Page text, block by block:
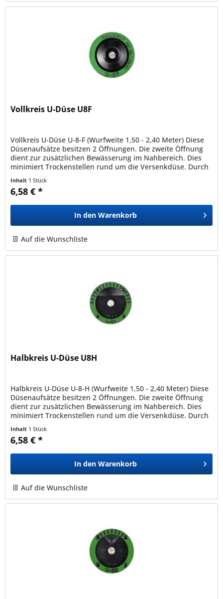
Vollkreis U-Düse U8F
Vollkreis U-Düse U-8-F (Wurfweite 1,50 - 2,40 Meter) Diese
Düsenaufsätze besitzen 2 Öffnungen. Die zweite Öffnung
dient zur zusätzlichen Bewässerung im Nahbereich. Dies
minimiert Trockenstellen rund um die Versenkdüse. Durch
Inhalt 1 Stück
6,58 € *
In den Warenkorb
Auf die Wunschliste
Halbkreis U-Düse U8H
Halbkreis U-Düse U-8-H (Wurfweite 1,50 - 2,40 Meter) Diese
Düsenaufsätze besitzen 2 Öffnungen. Die zweite Öffnung
dient zur zusätzlichen Bewässerung im Nahbereich. Dies
minimiert Trockenstellen rund um die Versenkdüse. Durch
Inhalt 1 Stück
6,58 € *
In den Warenkorb
Auf die Wunschliste